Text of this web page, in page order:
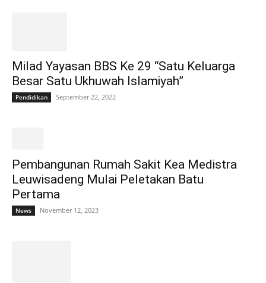
Milad Yayasan BBS Ke 29 “Satu Keluarga
Besar Satu Ukhuwah Islamiyah”
Pendidikan September 22, 2022
Pembangunan Rumah Sakit Kea Medistra
Leuwisadeng Mulai Peletakan Batu
Pertama
News November 12, 2023